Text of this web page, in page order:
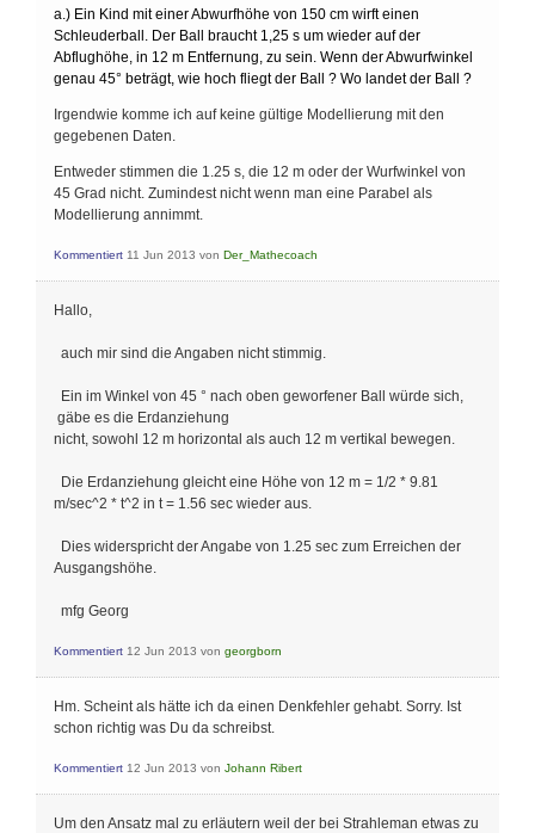
a.) Ein Kind mit einer Abwurfhöhe von 150 cm wirft einen
Schleuderball. Der Ball braucht 1,25 s um wieder auf der
Abflughöhe, in 12 m Entfernung, zu sein. Wenn der Abwurfwinkel
genau 45° beträgt, wie hoch fliegt der Ball ? Wo landet der Ball ?
Irgendwie komme ich auf keine gültige Modellierung mit den
gegebenen Daten.
Entweder stimmen die 1.25 s, die 12 m oder der Wurfwinkel von
45 Grad nicht. Zumindest nicht wenn man eine Parabel als
Modellierung annimmt.
Kommentiert 11 Jun 2013 von Der_Mathecoach
Hallo,
auch mir sind die Angaben nicht stimmig.
Ein im Winkel von 45 ° nach oben geworfener Ball würde sich,
gäbe es die Erdanziehung
nicht, sowohl 12 m horizontal als auch 12 m vertikal bewegen.
Die Erdanziehung gleicht eine Höhe von 12 m = 1/2 * 9.81
m/sec^2 * t^2 in t = 1.56 sec wieder aus.
Dies widerspricht der Angabe von 1.25 sec zum Erreichen der
Ausgangshöhe.
mfg Georg
Kommentiert 12 Jun 2013 von georgborn
Hm. Scheint als hätte ich da einen Denkfehler gehabt. Sorry. Ist
schon richtig was Du da schreibst.
Kommentiert 12 Jun 2013 von Johann Ribert
Um den Ansatz mal zu erläutern weil der bei Strahleman etwas zu